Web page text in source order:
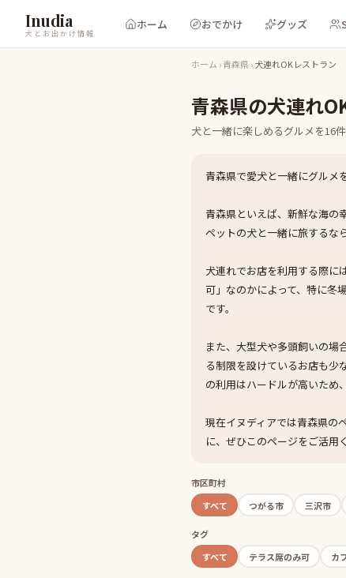
Inudia
犬とお出かけ情報
ホーム おでかけ グッズ
ホーム ›青森県›犬連れOKレストラン
青森県の犬連れ
犬と一緒に楽しめるグルメ を16
青森県で愛犬と一緒にグルメ
青森県といえば、新鮮な海の
ペットの犬と一緒に旅するな
犬連れでお店を利用する際に
可」なのかによって、特に冬
です。
また、大型犬や多頭飼いの場
る制限を設けているお店も少
の利用はハードルが高いため
現在イヌディアでは青森県の
に、ぜひこのページをご活用
市区町村
すべて
つがる市 三沢市
タグ
すべて
テラス席のみ可 カ